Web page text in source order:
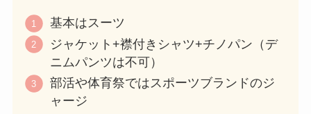
基本はスーツ
ジャケット+襟付きシャツ+チノパン（デ
ニムパンツは不可）
部活や体育祭ではスポーツブランドのジ
ャージ